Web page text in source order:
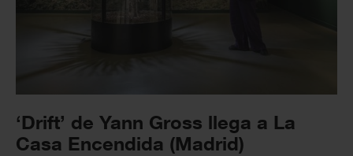
‘Drift’ de Yann Gross llega a La
Casa Encendida (Madrid)